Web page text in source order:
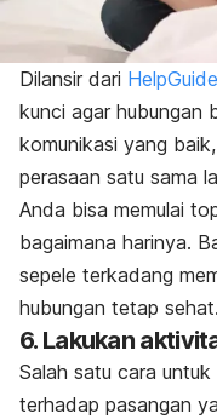
Dilansir dari HelpGuide
kunci agar hubungan
komunikasi yang
perasaan satu sama
Anda bisa memulai
bagaimana harinya.
sepele terkadang
hubungan tetap sehat.
6. Lakukan
Salah satu cara untuk
terhadap pasangan